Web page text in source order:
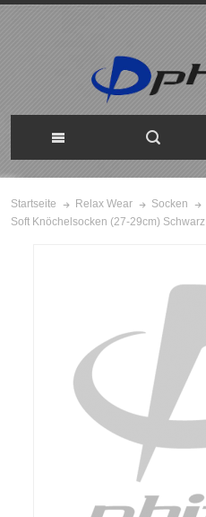
Startseite Relax Wear
Socken
Soft Knöchelsocken (27-29cm) Schwarz